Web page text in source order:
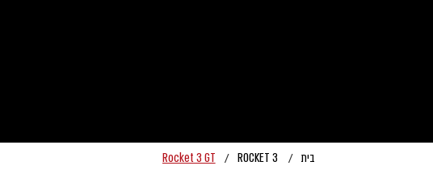
בית /
ROCKET 3
/
Rocket 3 GT